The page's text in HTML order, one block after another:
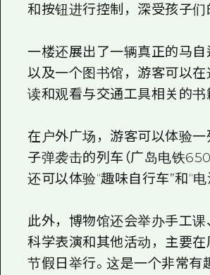
和按钮进行控制，深受孩子们
一楼还展出了一辆真正的马自
以及一个图书馆，游客可以在
读和观看与交通工具相关的书
在户外广场，游客可以体验
子弹袭击的列车（广岛电铁650
还可以体验“趣味自行车”和“电
此外，博物馆还会举办手工课
科学表演和其他活动，主要在
节假日举行。这是一个非常有